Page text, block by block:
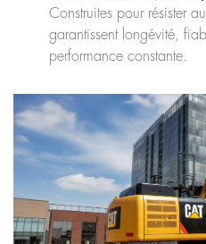
Construites pour résister
garantissent longévité,
performance constante.